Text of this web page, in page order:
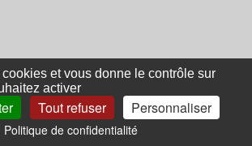
et vous donne le contrôle sur
activer
Tout refuser Personnaliser
Politique de confidentialité